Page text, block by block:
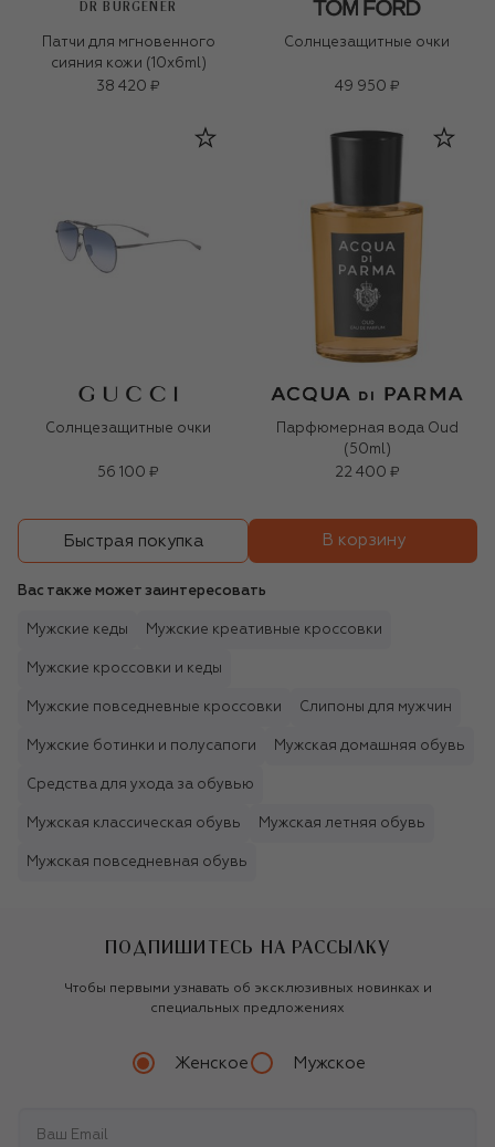
DR BURGENER
Патчи для мгновенного
сияния кожи (10x6ml)
38 420 ₽
Солнцезащитные очки
49 950 ₽
Солнцезащитные очки
56 100 ₽
Парфюмерная вода Oud
(50ml)
22 400 ₽
Быстрая покупка В корзину
Вас также может заинтересовать
Мужские кеды Мужские креативные кроссовки
Мужские кроссовки и кеды
Мужские повседневные кроссовки Слипоны для мужчин
Мужские ботинки и полусапоги Мужская домашняя обувь
Средства для ухода за обувью
Мужская классическая обувь Мужская летняя обувь
Мужская повседневная обувь
ПОДПИШИТЕСЬ НА РАССЫЛКУ
Чтобы первыми узнавать об эксклюзивных новинках и
специальных предложениях
Женское Мужское